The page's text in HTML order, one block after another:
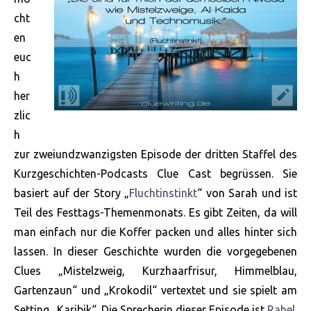
cht
en
euc
h
her
zlic
h
zur zweiundzwanzigsten Episode der dritten Staffel des
Kurzgeschichten-Podcasts Clue Cast begrüssen. Sie
basiert auf der Story „Fluchtinstinkt“ von Sarah und ist
Teil des Festtags-Themenmonats. Es gibt Zeiten, da will
man einfach nur die Koffer packen und alles hinter sich
lassen. In dieser Geschichte wurden die vorgegebenen
Clues „Mistelzweig, Kurzhaarfrisur, Himmelblau,
Gartenzaun“ und „Krokodil“ vertextet und sie spielt am